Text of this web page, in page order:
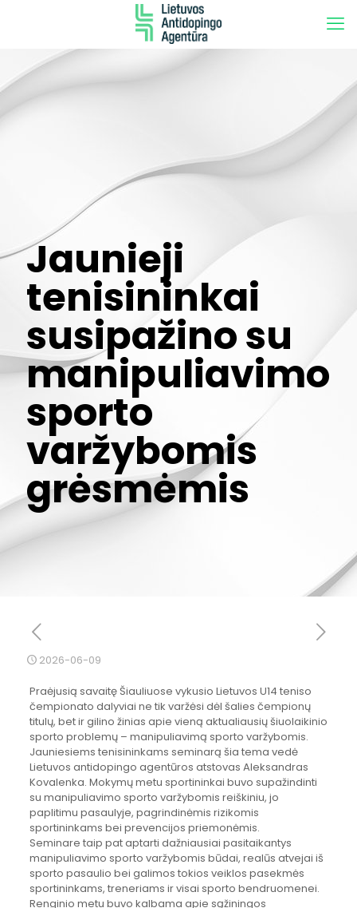
Jaunieji
tenisininkai
susipažino su
manipuliavimo
sporto
varžybomis
grėsmėmis
2026-06-09
Praėjusią savaitę Šiauliuose vykusio Lietuvos U14 teniso
čempionato dalyviai ne tik varžėsi dėl šalies čempionų
titulų, bet ir gilino žinias apie vieną aktualiausių šiuolaikinio
sporto problemų – manipuliavimą sporto varžybomis.
Jauniesiems tenisininkams seminarą šia tema vedė
Lietuvos antidopingo agentūros atstovas Aleksandras
Kovalenka. Mokymų metu sportininkai buvo supažindinti
su manipuliavimo sporto varžybomis reiškiniu, jo
paplitimu pasaulyje, pagrindinėmis rizikomis
sportininkams bei prevencijos priemonėmis.
Seminare taip pat aptarti dažniausiai pasitaikantys
manipuliavimo sporto varžybomis būdai, realūs atvejai iš
sporto pasaulio bei galimos tokios veiklos pasekmės
sportininkams, treneriams ir visai sporto bendruomenei.
Renginio metu buvo kalbama apie sąžiningos